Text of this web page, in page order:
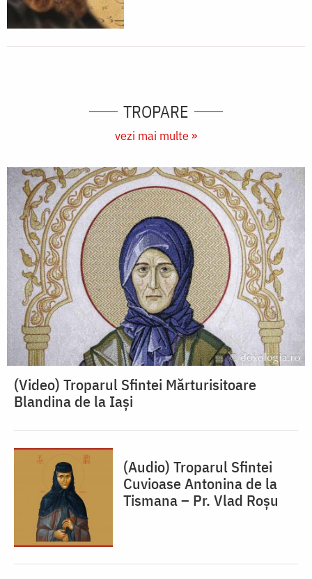
TROPARE
vezi mai multe »
(Video) Troparul Sfintei Mărturisitoare
Blandina de la Iași
(Audio) Troparul Sfintei
Cuvioase Antonina de la
Tismana – Pr. Vlad Roșu